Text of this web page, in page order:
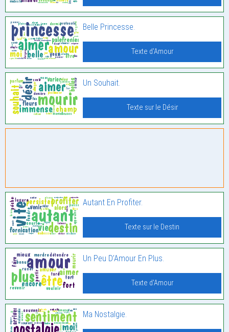
Belle Princesse.
Texte d'Amour
Un Souhait.
Texte sur le Désir
Autant En Profiter.
Texte sur le Destin
Un Peu D’Amour En Plus.
Texte d'Amour
Ma Nostalgie.